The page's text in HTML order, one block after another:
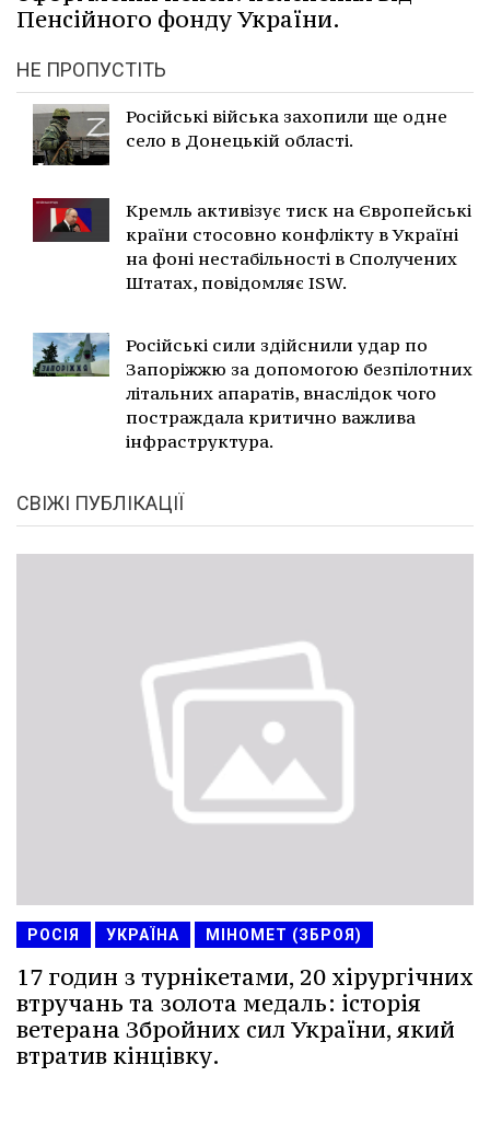
Пенсійного фонду України.
НЕ ПРОПУСТІТЬ
Російські війська захопили ще одне
село в Донецькій області.
Кремль активізує тиск на Європейські
країни стосовно конфлікту в Україні
на фоні нестабільності в Сполучених
Штатах, повідомляє ISW.
Російські сили здійснили удар по
Запоріжжю за допомогою безпілотних
літальних апаратів, внаслідок чого
постраждала критично важлива
інфраструктура.
СВІЖІ ПУБЛІКАЦІЇ
РОСІЯ УКРАЇНА МІНОМЕТ (ЗБРОЯ)
17 годин з турнікетами, 20 хірургічних
втручань та золота медаль: історія
ветерана Збройних сил України, який
втратив кінцівку.